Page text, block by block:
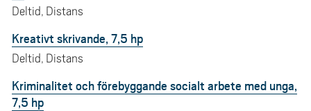
Deltid, Distans
Kreativt skrivande, 7,5 hp
Deltid, Distans
Kriminalitet och förebyggande socialt arbete med unga,
7,5 hp